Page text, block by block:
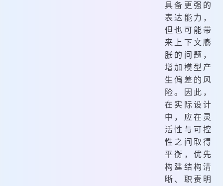
具备更强的
表达能力，
但也可能带
来上下文膨
胀的问题，
增加模型产
生偏差的风
险。因此，
在实际设计
中，应在灵
活性与可控
性之间取得
平衡，优先
构建结构清
晰、职责明